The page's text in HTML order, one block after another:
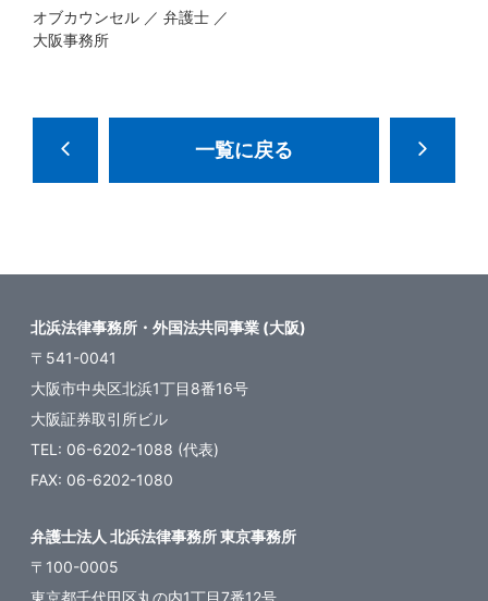
オブカウンセル ／ 弁護士 ／
大阪事務所
一覧に戻る
北浜法律事務所・外国法共同事業 (大阪)
〒541-0041
大阪市中央区北浜1丁目8番16号
大阪証券取引所ビル
TEL: 06-6202-1088 (代表)
FAX: 06-6202-1080
弁護士法人 北浜法律事務所 東京事務所
〒100-0005
東京都千代田区丸の内1丁目7番12号